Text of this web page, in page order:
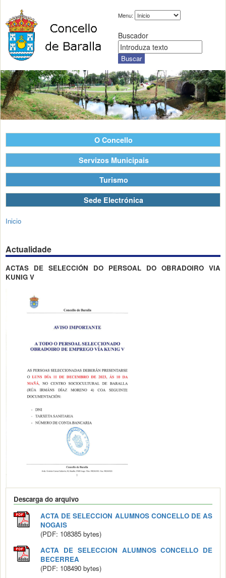
Menu:
Buscador
O Concello
Servizos Municipais
Turismo
Sede Electrónica
Inicio
Actualidade
ACTAS DE SELECCIÓN DO PERSOAL DO OBRADOIRO VIA
KUNIG V
Descarga do arquivo
ACTA DE SELECCION ALUMNOS CONCELLO DE AS
NOGAIS
(PDF: 108385 bytes)
ACTA DE SELECCION ALUMNOS CONCELLO DE
BECERREA
(PDF: 108490 bytes)